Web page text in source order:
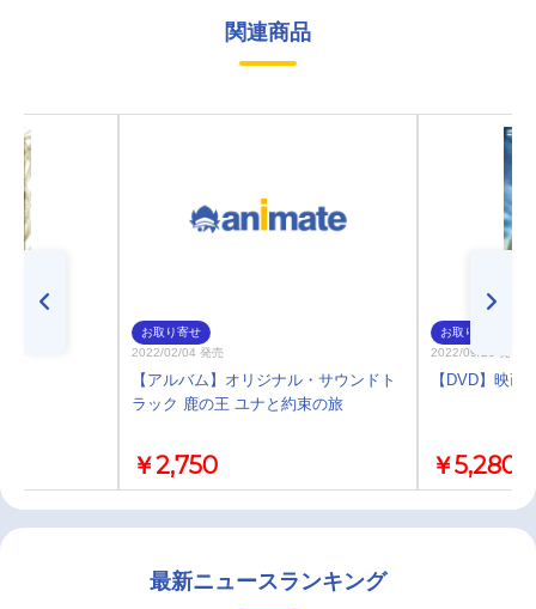
関連商品
お取り寄せ
2022/02/04 発売
【アルバム】オリジナル・サウンドト
ラック 鹿の王 ユナと約束の旅
￥2,750
お取り寄せ
2022/09/28 発売
【DVD】映
￥5,280
最新ニュースランキング